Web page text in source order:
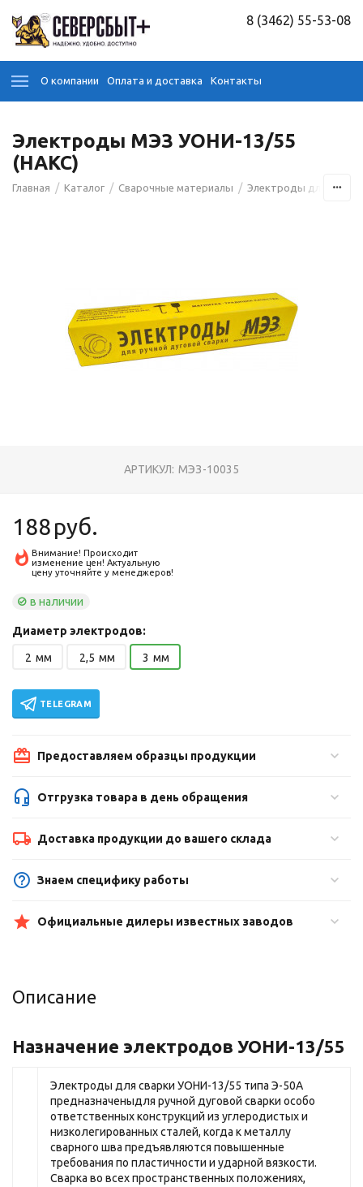
8 (3462) 55-53-08
О компании Оплата и доставка Контакты
Электроды МЭЗ УОНИ-13/55
(НАКС)
Главная / Каталог / Сварочные материалы / Электроды для сварки
АРТИКУЛ: МЭЗ-10035
188руб.
Внимание! Происходит
изменение цен! Актуальную
цену уточняйте у менеджеров!
в наличии
Диаметр электродов:
2 мм 2,5 мм 3 мм
TELEGRAM
Предоставляем образцы продукции
Отгрузка товара в день обращения
Доставка продукции до вашего склада
Знаем специфику работы
Официальные дилеры известных заводов
Описание
Назначение электродов УОНИ-13/55
Электроды для сварки УОНИ-13/55 типа Э-50А
предназначеныдля ручной дуговой сварки особо
ответственных конструкций из углеродистых и
низколегированных сталей, когда к металлу
сварного шва предъявляются повышенные
требования по пластичности и ударной вязкости.
Сварка во всех пространственных положениях,